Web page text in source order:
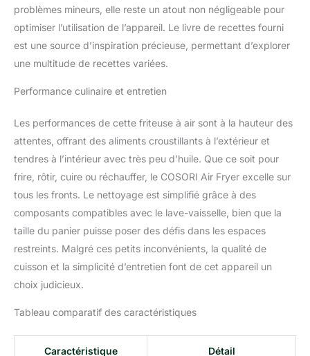
cuire au four et
réchauffer — pour
variété de plats
savoureux. 𝐂𝐮𝐢𝐬𝐢𝐧𝐞
plus de 70 recettes
par les chefs Cosori et
des diététiciens diplômés
avec l’application
VeSync. Profitez des
commandes connectées
et des réglages simplifiés
pour des repas
savoureux en toute
facilité. 𝐅𝐨𝐧𝐜𝐭𝐢𝐨𝐧𝐬 𝐒𝐩𝐞́𝐜𝐢𝐚𝐥𝐞𝐬
𝐒𝐘𝐍𝐂 𝐞𝐭 𝐌𝐚𝐭𝐜𝐡 𝐩𝐨𝐮𝐫
𝐃𝐢𝐟𝐟𝐞́𝐫𝐞𝐧𝐭𝐬 𝐀𝐥𝐢𝐦𝐞𝐧𝐭𝐬 : Pour
des différents ingrédients
problèmes mineurs, elle reste un atout non négligeable pour
optimiser l’utilisation de l’appareil. Le livre de recettes fourni
est une source d’inspiration précieuse, permettant d’explorer
une multitude de recettes variées.
Performance culinaire et entretien
Les performances de cette friteuse à air sont à la hauteur des
attentes, offrant des aliments croustillants à l’extérieur et
tendres à l’intérieur avec très peu d’huile. Que ce soit pour
frire, rôtir, cuire ou réchauffer, le COSORI Air Fryer excelle sur
tous les fronts. Le nettoyage est simplifié grâce à des
composants compatibles avec le lave-vaisselle, bien que la
taille du panier puisse poser des défis dans les espaces
restreints. Malgré ces petits inconvénients, la qualité de
cuisson et la simplicité d’entretien font de cet appareil un
choix judicieux.
Tableau comparatif des caractéristiques
Caractéristique Détail